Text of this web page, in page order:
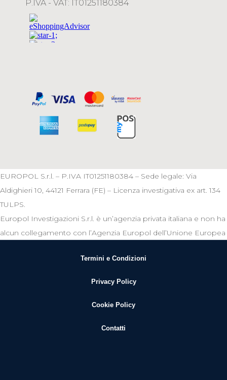
P.IVA - VAT: IT01251180384
EUROPOL S.r.l. – P.IVA IT01251180384 – Sede legale: Via
Aldighieri 10, 44121 Ferrara (FE) – Licenza investigativa ex art. 134
TULPS.
Europol Investigazioni S.r.l. è un’agenzia privata italiana e non ha
alcun collegamento con l’Agenzia Europol dell’Unione Europea
Termini e Condizioni
Privacy Policy
Cookie Policy
Contatti